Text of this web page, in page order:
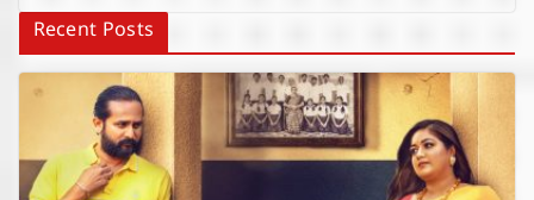
Recent Posts